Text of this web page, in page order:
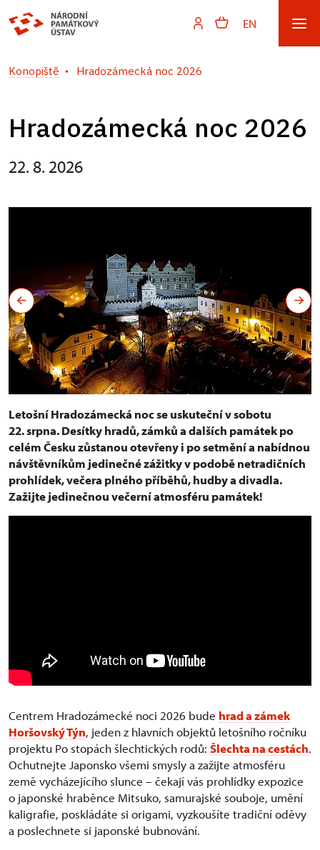
EN
Konopiště Hradozámecká noc 2026
Hradozámecká noc 2026
22. 8. 2026
Letošní Hradozámecká noc se uskuteční v sobotu
22. srpna. Desítky hradů, zámků a dalších památek po
celém Česku zůstanou otevřeny i po setmění a nabídnou
návštěvníkům jedinečné zážitky v podobě netradičních
prohlídek, večera plného příběhů, hudby a divadla.
Zažijte jedinečnou večerní atmosféru památek!
Centrem Hradozámecké noci 2026 bude hrad a zámek
Horšovský Týn, jeden z hlavních objektů letošního ročníku
projektu Po stopách šlechtických rodů: Šlechta na cestách.
Ochutnejte Japonsko všemi smysly a zažijte atmosféru
země vycházejícího slunce – čekají vás prohlídky expozice
o japonské hraběnce Mitsuko, samurajské souboje, umění
kaligrafie, poskládáte si origami, vyzkoušíte tradiční oděvy
a poslechnete si japonské bubnování.